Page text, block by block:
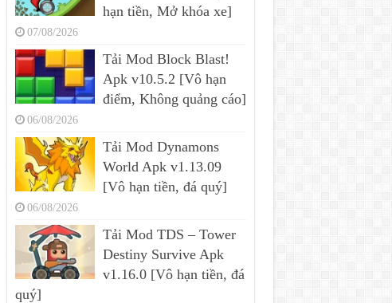
hạn tiền, Mở khóa xe]
07/08/2026
Tải Mod Block Blast!
Apk v10.5.2 [Vô hạn
điểm, Không quảng cáo]
06/08/2026
Tải Mod Dynamons
World Apk v1.13.09
[Vô hạn tiền, đá quý]
06/08/2026
Tải Mod TDS – Tower
Destiny Survive Apk
v1.16.0 [Vô hạn tiền, đá
quý]